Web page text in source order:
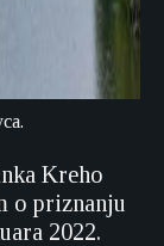
Kreho
o priznanju
2022.